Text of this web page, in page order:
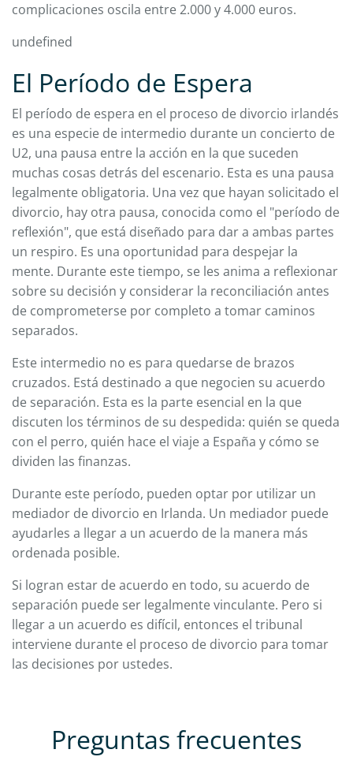
complicaciones oscila entre 2.000 y 4.000 euros.
undefined
El Período de Espera
El período de espera en el proceso de divorcio irlandés
es una especie de intermedio durante un concierto de
U2, una pausa entre la acción en la que suceden
muchas cosas detrás del escenario. Esta es una pausa
legalmente obligatoria. Una vez que hayan solicitado el
divorcio, hay otra pausa, conocida como el "período de
reflexión", que está diseñado para dar a ambas partes
un respiro. Es una oportunidad para despejar la
mente. Durante este tiempo, se les anima a reflexionar
sobre su decisión y considerar la reconciliación antes
de comprometerse por completo a tomar caminos
separados.
Este intermedio no es para quedarse de brazos
cruzados. Está destinado a que negocien su acuerdo
de separación. Esta es la parte esencial en la que
discuten los términos de su despedida: quién se queda
con el perro, quién hace el viaje a España y cómo se
dividen las finanzas.
Durante este período, pueden optar por utilizar un
mediador de divorcio en Irlanda. Un mediador puede
ayudarles a llegar a un acuerdo de la manera más
ordenada posible.
Si logran estar de acuerdo en todo, su acuerdo de
separación puede ser legalmente vinculante. Pero si
llegar a un acuerdo es difícil, entonces el tribunal
interviene durante el proceso de divorcio para tomar
las decisiones por ustedes.
Preguntas frecuentes